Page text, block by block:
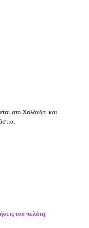
στο Χαλάνδρι και
του πελάτη